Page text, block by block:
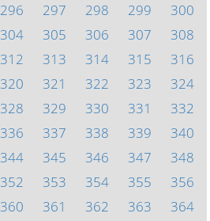
296 297 298 299
300
304 305 306 307
308
312 313 314 315
316
320 321 322 323
324
328 329 330 331
332
336 337 338 339
340
344 345 346 347
348
352 353 354 355
356
360 361 362 363 364